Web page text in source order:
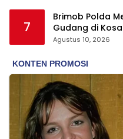
7
Brimob Polda
Gudang di
Agustus 10, 2026